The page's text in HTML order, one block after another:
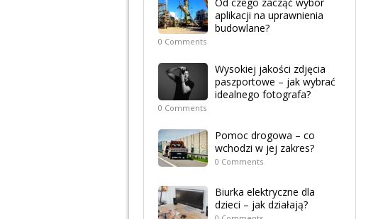
aplikacji na uprawnienia
budowlane?
0 Comments
Wysokiej jakości zdjęcia
paszportowe – jak wybrać
idealnego fotografa?
0 Comments
Pomoc drogowa – co
wchodzi w jej zakres?
0 Comments
Biurka elektryczne dla
dzieci – jak działają?